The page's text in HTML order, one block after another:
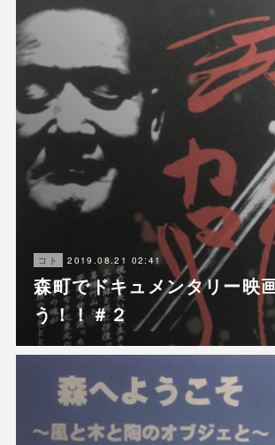
コト 2019.08.21 02:41
森町でドキュメンタリー映
う！！＃２